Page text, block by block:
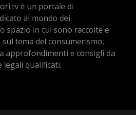
è un portale di
al mondo dei
spazio in cui sono raccolte e
tema del consumerismo,
approfondimenti e consigli da
legali qualificati.